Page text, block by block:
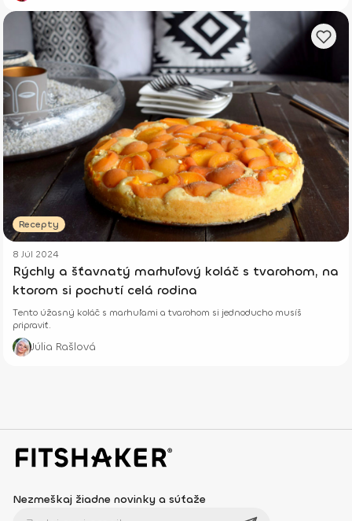
Recepty
8 Júl 2024
Rýchly a šťavnatý marhuľový koláč s tvarohom, na
ktorom si pochutí celá rodina
Tento úžasný koláč s marhuľami a tvarohom si jednoducho musíš
pripraviť.
Júlia Rašlová
Nezmeškaj žiadne novinky a súťaže